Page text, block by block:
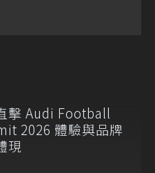
擊 Audi Football
2026 體驗與品牌
現